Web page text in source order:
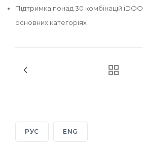
Підтримка понад 30 комбінацій
основних категоріях
РУС ENG